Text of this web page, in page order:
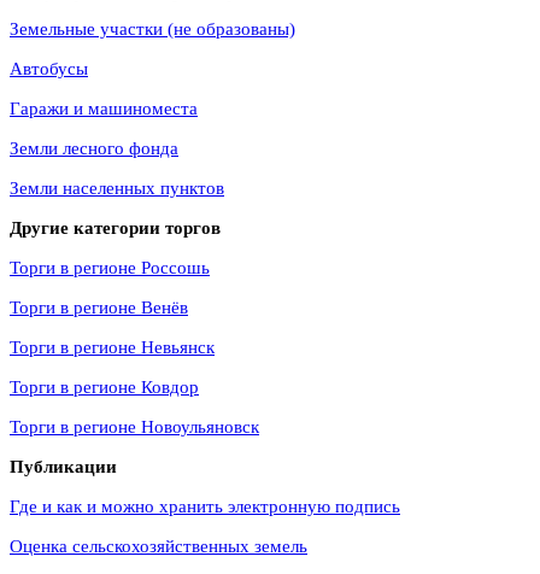
Земельные участки (не образованы)
Автобусы
Гаражи и машиноместа
Земли лесного фонда
Земли населенных пунктов
Другие категории торгов
Торги в регионе Россошь
Торги в регионе Венёв
Торги в регионе Невьянск
Торги в регионе Ковдор
Торги в регионе Новоульяновск
Публикации
Где и как и можно хранить электронную подпись
Оценка сельскохозяйственных земель